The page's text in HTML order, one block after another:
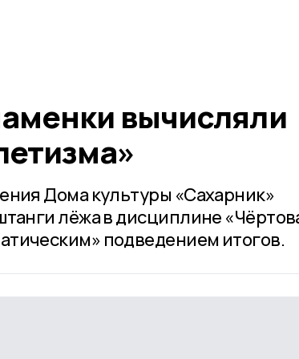
вычисляли
Дома культуры «Сахарник»
лёжа в дисциплине
подведением итогов.